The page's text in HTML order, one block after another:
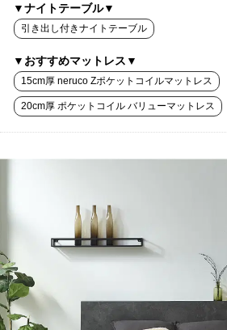
▼ナイトテーブル▼
引き出し付きナイトテーブル
▼おすすめマットレス▼
15cm厚 neruco Zポケットコイルマットレス
20cm厚 ポケットコイル バリューマットレス